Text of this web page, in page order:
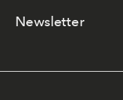
Newsletter